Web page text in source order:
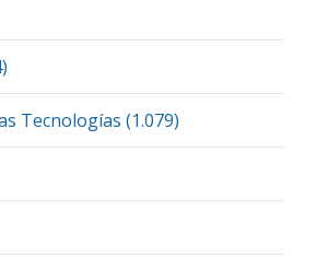
Tecnologías (1.079)